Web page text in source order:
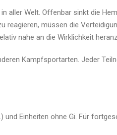
aller Welt. Offenbar sinkt die
müssen die
nahe an die Wirklichkeit
Kampfsportarten. Jeder
Einheiten ohne Gi. Für